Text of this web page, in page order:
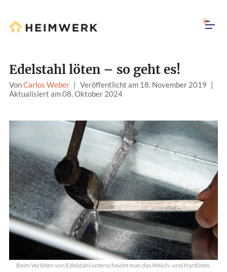
Edelstahl löten – so geht es!
VonCarlos Weber | Veröffentlicht am 18. November 2019 |
Aktualisiert am 08. Oktober 2024
Beim Verlöten von Edelstahl unterscheidet man das Weich- und Hartlöten.